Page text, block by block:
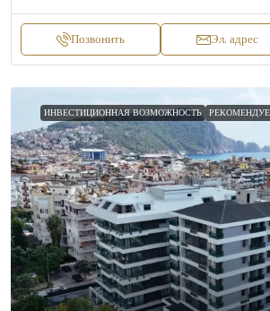
Позвонить Эл. адрес
ИНВЕСТИЦИОННАЯ ВОЗМОЖНОСТЬ